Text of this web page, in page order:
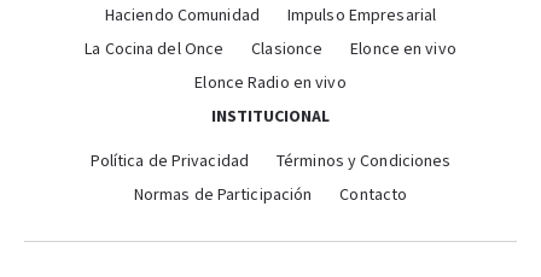
Haciendo Comunidad
Impulso Empresarial
La Cocina del Once
Clasionce
Elonce en vivo
Elonce Radio en vivo
INSTITUCIONAL
Política de Privacidad
Términos y Condiciones
Normas de Participación
Contacto